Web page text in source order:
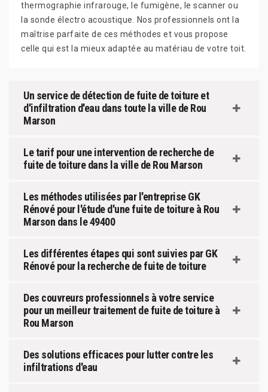
thermographie infrarouge, le fumigène, le scanner ou
la sonde électro acoustique. Nos professionnels ont la
maîtrise parfaite de ces méthodes et vous propose
celle qui est la mieux adaptée au matériau de votre toit.
Un service de détection de fuite de toiture et
d'infiltration d'eau dans toute la ville de Rou
Marson
Le tarif pour une intervention de recherche de
fuite de toiture dans la ville de Rou Marson
Les méthodes utilisées par l'entreprise GK
Rénové pour l'étude d'une fuite de toiture à Rou
Marson dans le 49400
Les différentes étapes qui sont suivies par GK
Rénové pour la recherche de fuite de toiture
Des couvreurs professionnels à votre service
pour un meilleur traitement de fuite de toiture à
Rou Marson
Des solutions efficaces pour lutter contre les
infiltrations d'eau